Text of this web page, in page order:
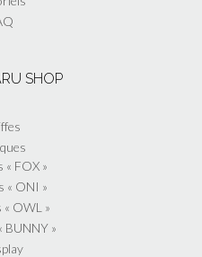
SHOP
« FOX »
« ONI »
« OWL »
BUNNY »